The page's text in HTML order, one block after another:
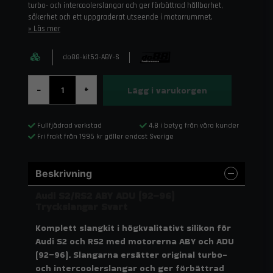
turbo- och intercoolerslangar och ger förbättrad hållbarhet,
säkerhet och ett uppgraderat utseende i motorrummet.
Läs mer
do88-kit53-ABY-S
- + Lägg i varukorgen
Fullfjädrad verkstad
4,8 i betyg från våra kunder
Fri frakt från 1995 kr gäller endast Sverige
Beskrivning
Komplett slangkit i högkvalitativt silikon för
Audi S2 och RS2 med motorerna ABY och ADU
(92–96). Slangarna ersätter original turbo-
och intercoolerslangar och ger förbättrad